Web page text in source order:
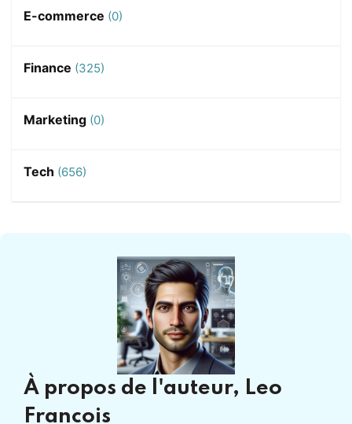
E-commerce (0)
Finance (325)
Marketing (0)
Tech (656)
À propos de l'auteur, Leo
Francois